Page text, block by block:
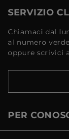
SERVIZIO
Chiamaci dal
al numero
oppure scrivici
PER